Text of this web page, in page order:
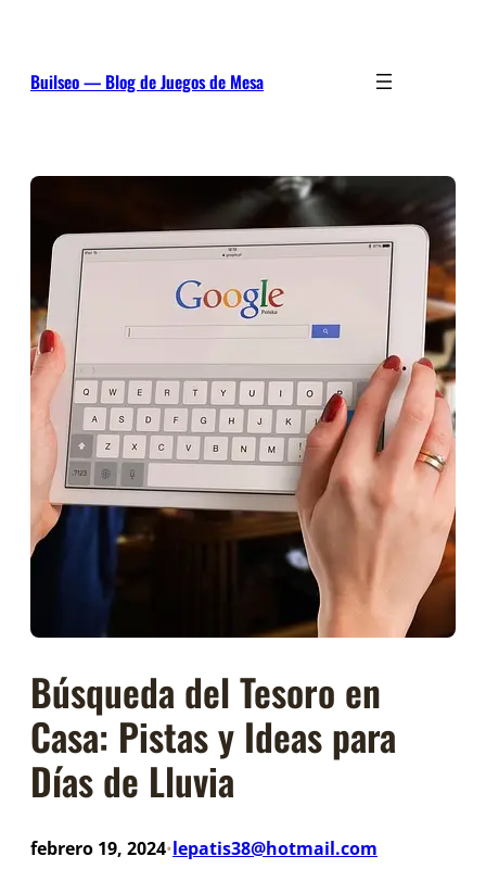
Builseo — Blog de Juegos de Mesa
Búsqueda del Tesoro en
Casa: Pistas y Ideas para
Días de Lluvia
febrero 19, 2024•lepatis38@hotmail.com